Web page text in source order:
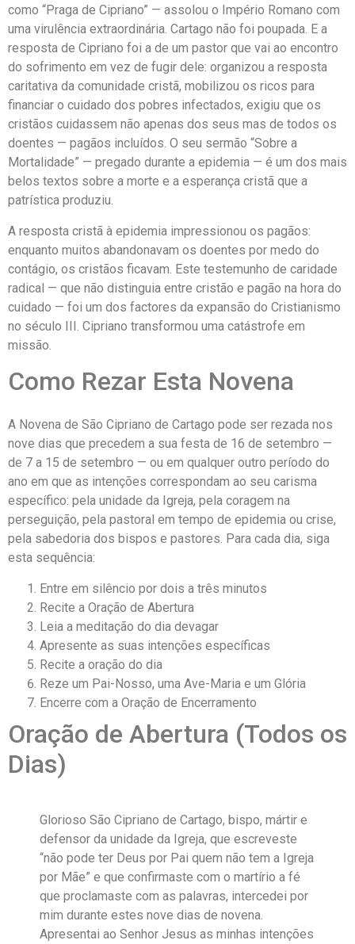
como “Praga de Cipriano” — assolou o Império Romano com
uma virulência extraordinária. Cartago não foi poupada. E a
resposta de Cipriano foi a de um pastor que vai ao encontro
do sofrimento em vez de fugir dele: organizou a resposta
caritativa da comunidade cristã, mobilizou os ricos para
financiar o cuidado dos pobres infectados, exigiu que os
cristãos cuidassem não apenas dos seus mas de todos os
doentes — pagãos incluídos. O seu sermão “Sobre a
Mortalidade” — pregado durante a epidemia — é um dos mais
belos textos sobre a morte e a esperança cristã que a
patrística produziu.
A resposta cristã à epidemia impressionou os pagãos:
enquanto muitos abandonavam os doentes por medo do
contágio, os cristãos ficavam. Este testemunho de caridade
radical — que não distinguia entre cristão e pagão na hora do
cuidado — foi um dos factores da expansão do Cristianismo
no século III. Cipriano transformou uma catástrofe em
missão.
Como Rezar Esta Novena
A Novena de São Cipriano de Cartago pode ser rezada nos
nove dias que precedem a sua festa de 16 de setembro —
de 7 a 15 de setembro — ou em qualquer outro período do
ano em que as intenções correspondam ao seu carisma
específico: pela unidade da Igreja, pela coragem na
perseguição, pela pastoral em tempo de epidemia ou crise,
pela sabedoria dos bispos e pastores. Para cada dia, siga
esta sequência:
Entre em silêncio por dois a três minutos
Recite a Oração de Abertura
Leia a meditação do dia devagar
Apresente as suas intenções específicas
Recite a oração do dia
Reze um Pai-Nosso, uma Ave-Maria e um Glória
Encerre com a Oração de Encerramento
Oração de Abertura (Todos os
Dias)
Glorioso São Cipriano de Cartago, bispo, mártir e
defensor da unidade da Igreja, que escreveste
“não pode ter Deus por Pai quem não tem a Igreja
por Mãe” e que confirmaste com o martírio a fé
que proclamaste com as palavras, intercedei por
mim durante estes nove dias de novena.
Apresentai ao Senhor Jesus as minhas intenções